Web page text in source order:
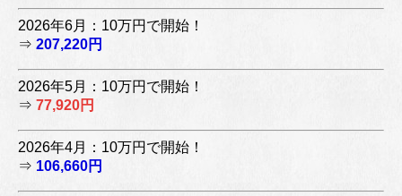
2026年6月：10万円で開始！
⇒ 207,220円
2026年5月：10万円で開始！
⇒ 77,920円
2026年4月：10万円で開始！
⇒ 106,660円